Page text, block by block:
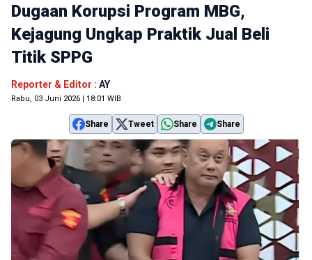
Dugaan Korupsi Program MBG,
Kejagung Ungkap Praktik Jual Beli
Titik SPPG
Reporter & Editor : AY
Rabu, 03 Juni 2026 | 18:01 WIB
Share Tweet Share Share